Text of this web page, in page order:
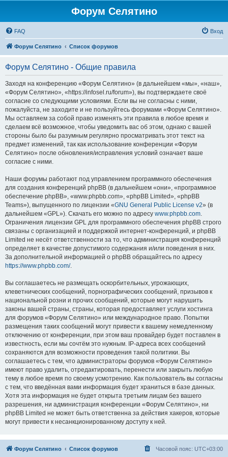
Форум Селятино
FAQ Вход
Форум Селятино Список форумов
Форум Селятино - Общие правила
Заходя на конференцию «Форум Селятино» (в дальнейшем «мы», «наш»,
«Форум Селятино», «https://infosel.ru/forum»), вы подтверждаете своё
согласие со следующими условиями. Если вы не согласны с ними,
пожалуйста, не заходите и не пользуйтесь форумами «Форум Селятино».
Мы оставляем за собой право изменять эти правила в любое время и
сделаем всё возможное, чтобы уведомить вас об этом, однако с вашей
стороны было бы разумным регулярно просматривать этот текст на
предмет изменений, так как использование конференции «Форум
Селятино» после обновления/исправления условий означает ваше
согласие с ними.
Наши форумы работают под управлением программного обеспечения
для создания конференций phpBB (в дальнейшем «они», «программное
обеспечение phpBB», «www.phpbb.com», «phpBB Limited», «phpBB
Teams»), выпущенного по лицензии «GNU General Public License v2» (в
дальнейшем «GPL»). Скачать его можно по адресу www.phpbb.com.
Ограничения лицензии GPL для программного обеспечения phpBB строго
связаны с организацией и поддержкой интернет-конференций, и phpBB
Limited не несёт ответственности за то, что администрация конференций
определяет в качестве допустимого содержания и/или поведения в них.
За дополнительной информацией о phpBB обращайтесь по адресу
https://www.phpbb.com/.
Вы соглашаетесь не размещать оскорбительных, угрожающих,
клеветнических сообщений, порнографических сообщений, призывов к
национальной розни и прочих сообщений, которые могут нарушить
законы вашей страны, страны, которая предоставляет услуги хостинга
для форумов «Форум Селятино» или международное право. Попытки
размещения таких сообщений могут привести к вашему немедленному
отключению от конференции, при этом ваш провайдер будет поставлен в
известность, если мы сочтём это нужным. IP-адреса всех сообщений
сохраняются для возможности проведения такой политики. Вы
соглашаетесь с тем, что администраторы форумов «Форум Селятино»
имеют право удалить, отредактировать, перенести или закрыть любую
тему в любое время по своему усмотрению. Как пользователь вы согласны
с тем, что введённая вами информация будет храниться в базе данных.
Хотя эта информация не будет открыта третьим лицам без вашего
разрешения, ни администрация конференции «Форум Селятино», ни
phpBB Limited не может быть ответственна за действия хакеров, которые
могут привести к несанкционированному доступу к ней.
Форум Селятино Список форумов Часовой пояс: UTC+03:00